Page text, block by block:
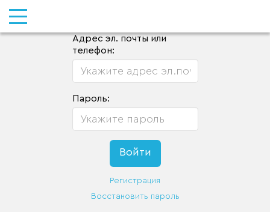
Адрес эл. почты или
телефон:
Пароль:
Регистрация
Восстановить пароль